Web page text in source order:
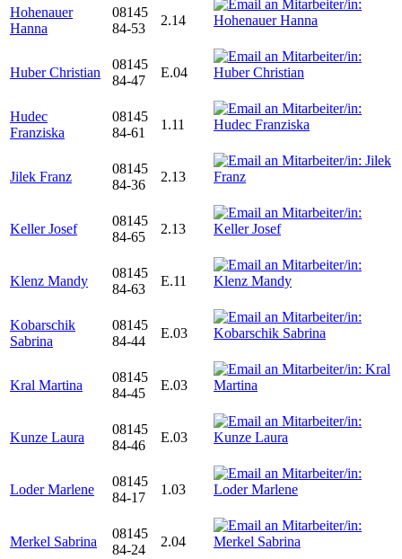
Hohenauer
Hanna
08145
84-53
2.14
Huber Christian
08145
84-47
E.04
Hudec
Franziska
08145
84-61
1.11
Jilek Franz
08145
84-36
2.13
Keller Josef
08145
84-65
2.13
Klenz Mandy
08145
84-63
E.11
Kobarschik
Sabrina
08145
84-44
E.03
Kral Martina
08145
84-45
E.03
Kunze Laura
08145
84-46
E.03
Loder Marlene
08145
84-17
1.03
Merkel Sabrina
08145
84-24
2.04